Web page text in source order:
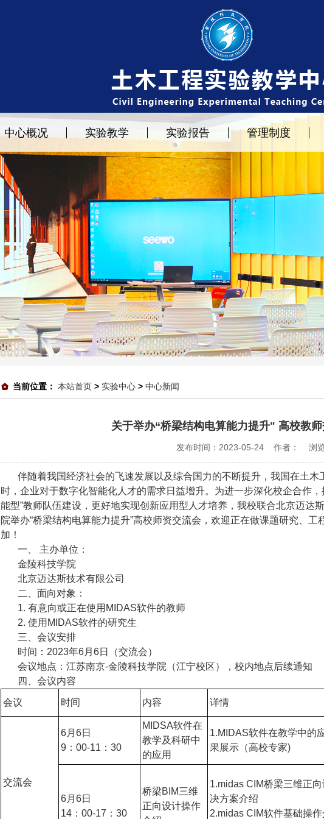
中心概况 实验教学 实验报告 管理制度
当前位置： 本站首页 > 实验中心 > 中心新闻
关于举办“桥梁结构电算能力提升" 高校教
发布时间：2023-05-24 作者： 浏览
伴随着我国经济社会的飞速发展以及综合国力的不断提升，我国在土
时，企业对于数字化智能化人才的需求日益增升。为进一步深化校企合作
能型”教师队伍建设，更好地实现创新应用型人才培养，我校联合北京迈达
院举办“桥梁结构电算能力提升”高校师资交流会，欢迎正在做课题研究、
加！
一、 主办单位：
金陵科技学院
北京迈达斯技术有限公司
二、面向对象：
1. 有意向或正在使用MIDAS软件的教师
2. 使用MIDAS软件的研究生
三、会议安排
时间：2023年6月6日（交流会）
会议地点：江苏南京-金陵科技学院（江宁校区），校内地点后续通知
四、会议内容
会议 时间 内容 详情
交流会
6月6日
9：00-11：30
MIDSA软件在
教学及科研中
的应用
1.MIDAS软件在教学中的
果展示（高校专家)
6月6日
14：00-17：30
桥梁BIM三维
正向设计操作
1.midas CIM桥梁三维正
决方案介绍
2.midas CIM软件基础操作